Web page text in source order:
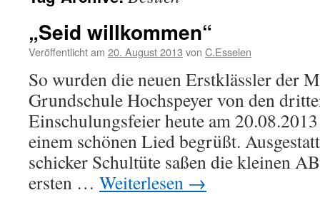
„Seid willkommen“
Veröffentlicht am 20. August 2013 von C.Esselen
So wurden die neuen Erstklässler der
Grundschule Hochspeyer von den
Einschulungsfeier heute am
einem schönen Lied begrüßt.
schicker Schultüte saßen die kleinen
ersten … Weiterlesen →